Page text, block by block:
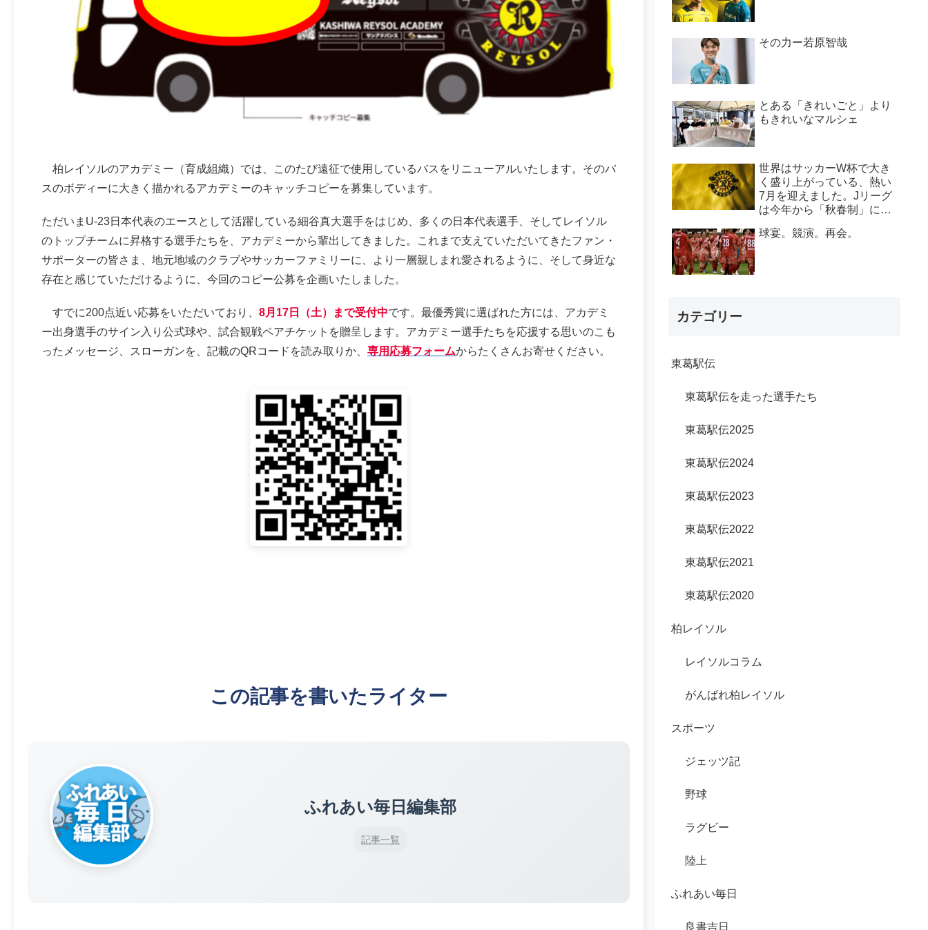
柏レイソルのアカデミー（育成組織）では、このたび遠征で使用しているバスをリニューアルいたします。そのバ
スのボディーに大きく描かれるアカデミーのキャッチコピーを募集しています。
ただいまU-23日本代表のエースとして活躍している細谷真大選手をはじめ、多くの日本代表選手、そしてレイソル
のトップチームに昇格する選手たちを、アカデミーから輩出してきました。これまで支えていただいてきたファン・
サポーターの皆さま、地元地域のクラブやサッカーファミリーに、より一層親しまれ愛されるように、そして身近な
存在と感じていただけるように、今回のコピー公募を企画いたしました。
すでに200点近い応募をいただいており、 8月17日（土）まで受付中です。最優秀賞に選ばれた方には、アカデミ
ー出身選手のサイン入り公式球や、試合観戦ペアチケットを贈呈します。アカデミー選手たちを応援する思いのこも
ったメッセージ、スローガンを、記載のQRコードを読み取りか、 専用応募フォームからたくさんお寄せください。
この記事を書いたライター
ふれあい毎日編集部
記事一覧
その力ー若原智哉
とある「きれいごと」より
もきれいなマルシェ
世界はサッカーW杯で大き
く盛り上がっている、熱い
7月を迎えました。Jリーグ
は今年から「秋春制」に変
幕に変わります。
球宴。競演。再会。
カテゴリー
東葛駅伝
東葛駅伝を走った選手たち
東葛駅伝2025
東葛駅伝2024
東葛駅伝2023
東葛駅伝2022
東葛駅伝2021
東葛駅伝2020
柏レイソル
レイソルコラム
がんばれ柏レイソル
スポーツ
ジェッツ記
野球
ラグビー
陸上
ふれあい毎日
良書吉日